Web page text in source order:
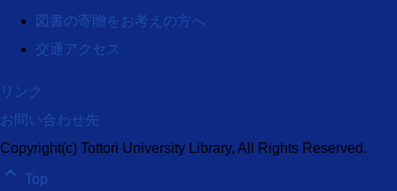
図書の寄贈をお考えの方へ
交通アクセス
リンク
お問い合わせ先
Copyright(c) Tottori University Library, All Rights Reserved.
keyboard_arrow_up Top